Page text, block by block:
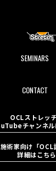
SEMINARS
CONTACT
OCLストレッ
チャンネル
施術家向け「OCL
詳細はこちら